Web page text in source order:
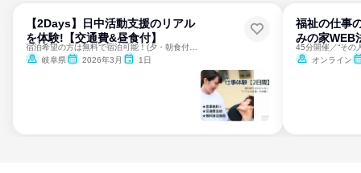
【2Days】日中活動支援のリアル
を体験!【交通費&昼食付】
岐阜県
2026年3月 1日
福祉の仕事
みの家WEB
オンライン